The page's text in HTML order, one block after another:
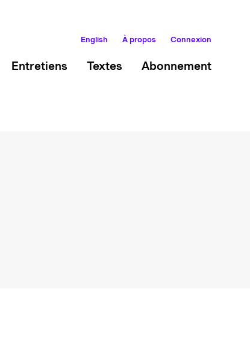
English À propos Connexion
Entretiens Textes Abonnement